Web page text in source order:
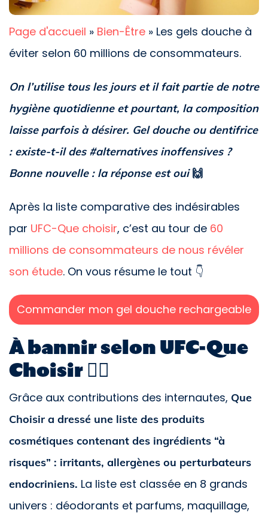
Page d'accueil » Bien-Être » Les gels douche à
éviter selon 60 millions de consommateurs.
On l’utilise tous les jours et il fait partie de notre
hygiène quotidienne et pourtant, la composition
laisse parfois à désirer. Gel douche ou dentifrice
: existe-t-il des #alternatives inoffensives ?
Bonne nouvelle : la réponse est oui🙌
Après la liste comparative des indésirables
par UFC-Que choisir, c’est au tour de 60
millions de consommateurs de nous révéler
son étude. On vous résume le tout 👇
Commander mon gel douche rechargeable
À bannir selon UFC-Que
Choisir 🙅‍♀️
Grâce aux contributions des internautes, Que
Choisir a dressé une liste des produits
cosmétiques contenant des ingrédients “à
risques” : irritants, allergènes ou perturbateurs
endocriniens. La liste est classée en 8 grands
univers : déodorants et parfums, maquillage,